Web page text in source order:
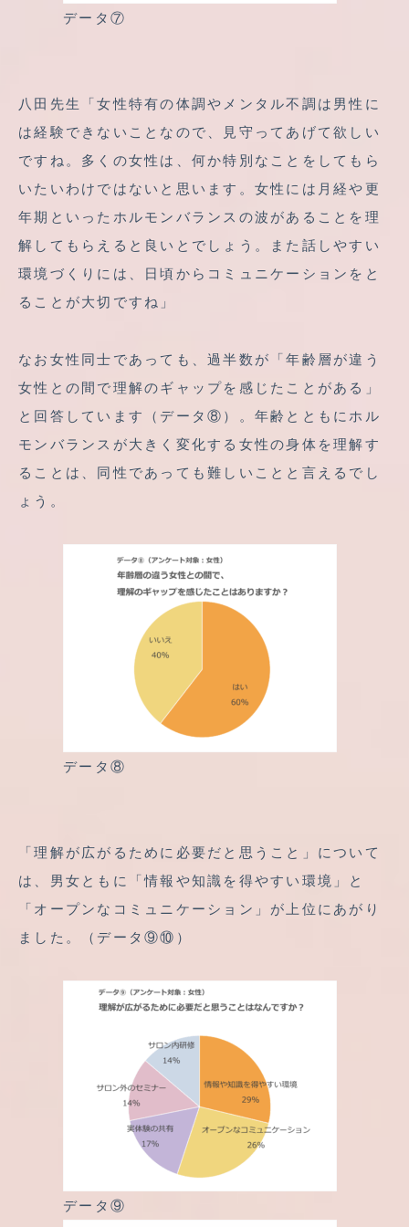
データ⑦
八田先生「女性特有の体調やメンタル不調は男性に
は経験できないことなので、見守ってあげて欲しい
ですね。多くの女性は、何か特別なことをしてもら
いたいわけではないと思います。女性には月経や更
年期といったホルモンバランスの波があることを理
解してもらえると良いとでしょう。また話しやすい
環境づくりには、日頃からコミュニケーションをと
ることが大切ですね」
なお女性同士であっても、過半数が「年齢層が違う
女性との間で理解のギャップを感じたことがある」
と回答しています（データ⑧）。年齢とともにホル
モンバランスが大きく変化する女性の身体を理解す
ることは、同性であっても難しいことと言えるでし
ょう。
データ⑧
「理解が広がるために必要だと思うこと」について
は、男女ともに「情報や知識を得やすい環境」と
「オープンなコミュニケーション」が上位にあがり
ました。（データ⑨⑩）
データ⑨